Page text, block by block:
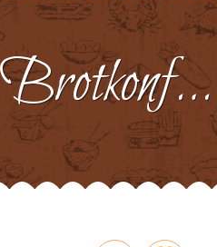
Kräuter-Brotkonfekt